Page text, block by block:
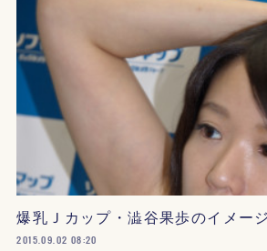
爆乳Ｊカップ・澁谷果歩のイメー
2015.09.02 08:20